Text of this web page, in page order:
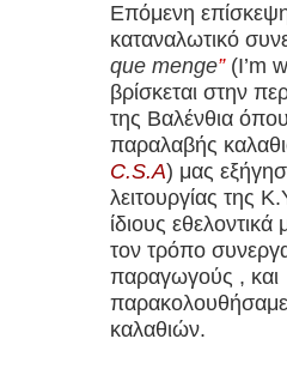
Επόμενη
καταναλωτικό
que menge”(I’m
βρίσκεται στην
της Βαλένθια
παραλαβής
C.S.A) μας
λειτουργίας της
ίδιους
τον τρόπο
παραγωγούς , και
καλαθιών.